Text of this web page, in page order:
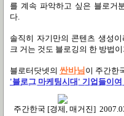
를 계속 파악하고 싶은 블로거
다.
솔직히 자기만의 콘텐츠 생성
크 거는 것도 블로깅의 한 방법
블로터닷넷의 싼바님 이 주간한
'블로그 마케팅시대' 기업들이여
주간한국 [경제, 매거진]